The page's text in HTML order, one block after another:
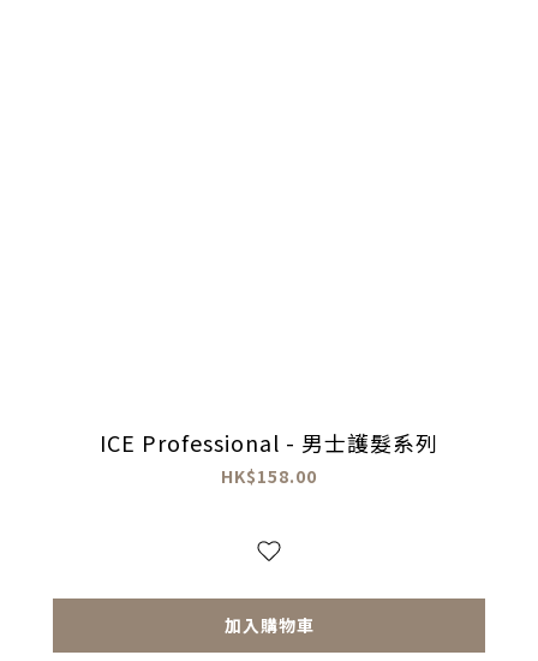
ICE Professional - 男士護髮系列
HK$158.00
加入購物車